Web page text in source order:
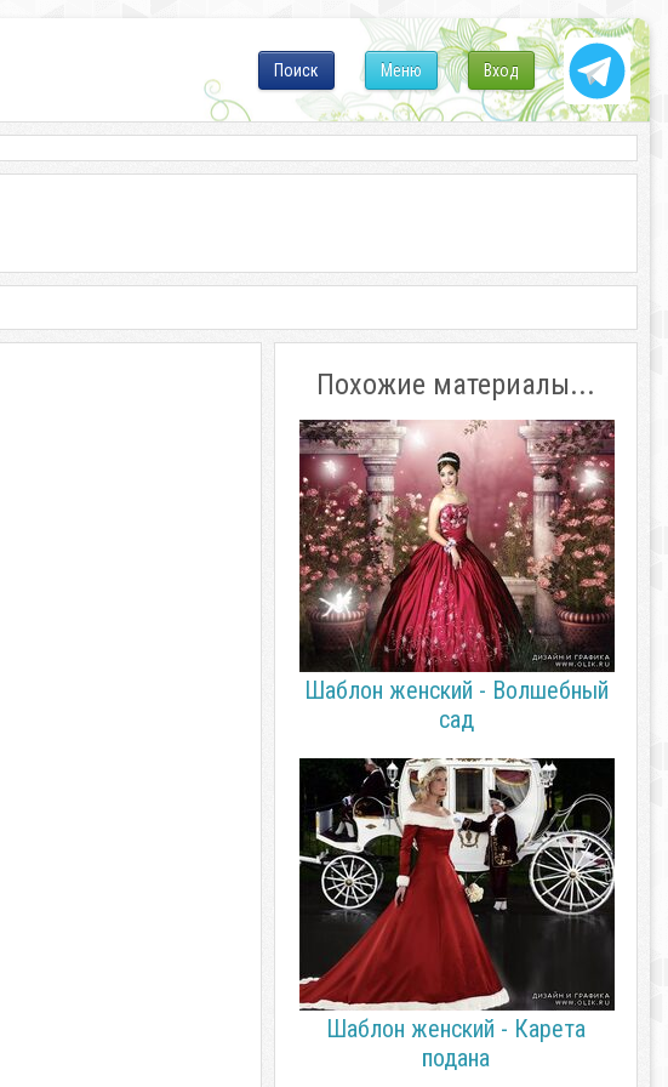
Вход
Меню
Поиск
Похожие материалы...
Шаблон женский - Волшебный
сад
Шаблон женский - Карета
подана